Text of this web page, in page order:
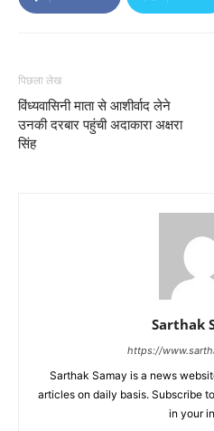
पिछला लेख
विंध्यवासिनी माता से आशीर्वाद लेने
उनकी दरबार पहुंची अदाकारा अक्षरा
सिंह
Sarthak
https://
Sarthak Samay is a news
articles on daily basis. Subscribe
in your